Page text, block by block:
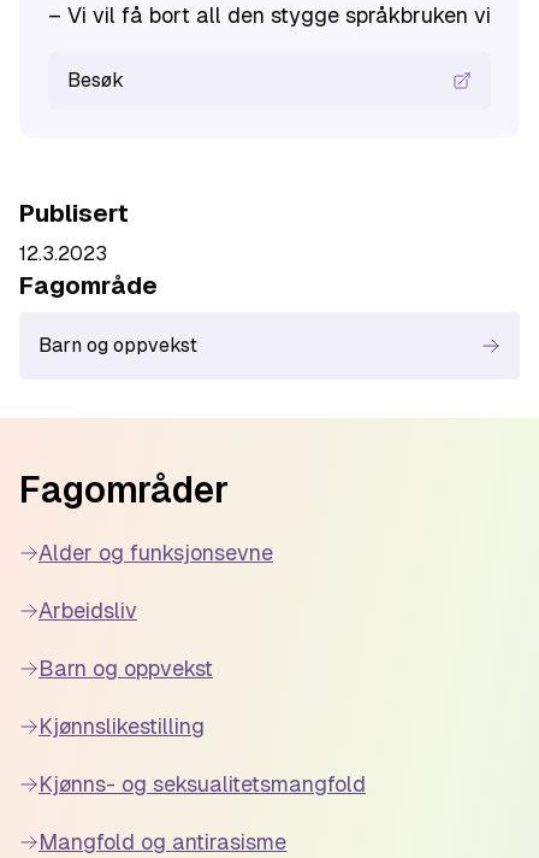
– Vi vil få bort all den stygge språkbruken vi har
Besøk
Publisert
12.3.2023
Fagområde
Barn og oppvekst
Fagområder
Alder og funksjonsevne
Arbeidsliv
Barn og oppvekst
Kjønnslikestilling
Kjønns- og seksualitetsmangfold
Mangfold og antirasisme